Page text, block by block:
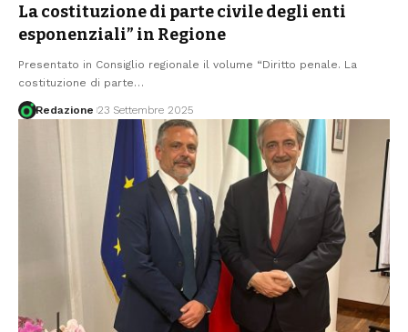
La costituzione di parte civile degli enti
esponenziali” in Regione
Presentato in Consiglio regionale il volume “Diritto penale. La
costituzione di parte…
Redazione 23 Settembre 2025